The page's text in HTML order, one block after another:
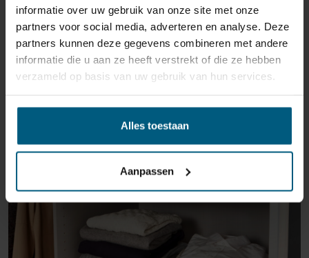
informatie over uw gebruik van onze site met onze
partners voor social media, adverteren en analyse. Deze
partners kunnen deze gegevens combineren met andere
informatie die u aan ze heeft verstrekt of die ze hebben
verzameld op basis van uw gebruik van hun services.
Alles toestaan
Aanpassen
ÄHNLICHE PRODUKTE